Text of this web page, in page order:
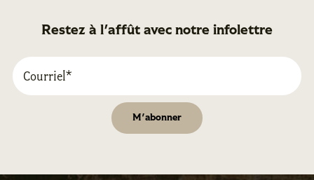
Restez à l'affût avec notre infolettre